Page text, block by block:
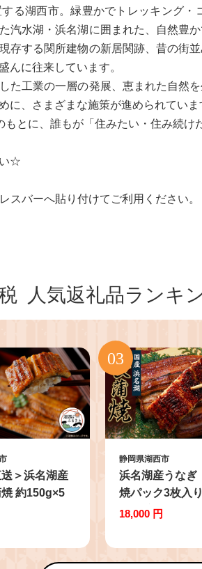
る湖西市。緑豊かでトレッキング
汽水湖・浜名湖に囲まれた、自然豊
存する関所建物の新居関跡、昔の街
んに往来しています。
た工業の一層の発展、恵まれた自然
に、さまざまな施策が進められていま
もとに、誰もが「住みたい・住み続け
い☆
バーへ貼り付けてご利用ください。
人気返礼品ランキ
送＞浜名湖産
約150g×5
うなぎ][冷
レ 山椒 真空
静岡県湖西市
浜名湖産うな
焼パック3枚入
ぎ 国産 ウナギ
タレ 山椒 惣菜
18,000 円